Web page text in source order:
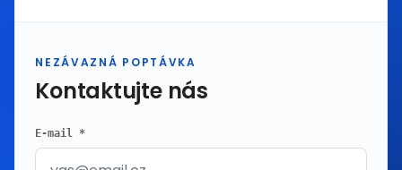
NEZÁVAZNÁ POPTÁVKA
Kontaktujte nás
E-mail *